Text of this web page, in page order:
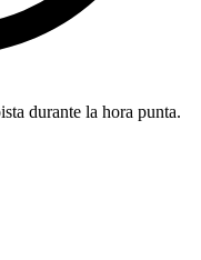
durante la hora punta.